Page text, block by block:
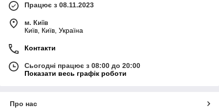
Працює з 08.11.2023
м. Київ
Київ, Київ, Україна
Контакти
Сьогодні працює з 08:00 до 20:00
Показати весь графік роботи
Про нас